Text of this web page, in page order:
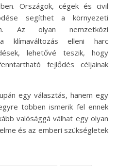
Országok, cégek és civil
segíthet a környezeti
Az olyan nemzetközi
klímaváltozás elleni harc
lehetővé teszik, hogy
fejlődés céljainak
egy választás, hanem egy
többen ismerik fel ennek
valósággá válhat egy olyan
és az emberi szükségletek